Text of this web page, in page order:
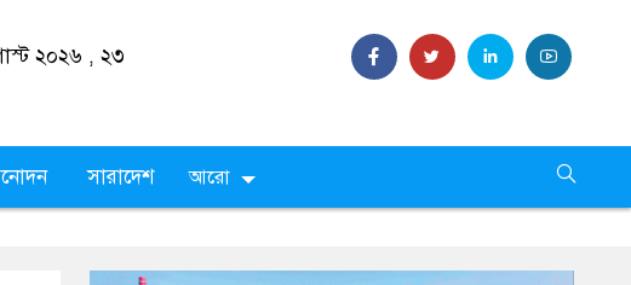
২০২৬ , ২৩
সারাদেশ আরো